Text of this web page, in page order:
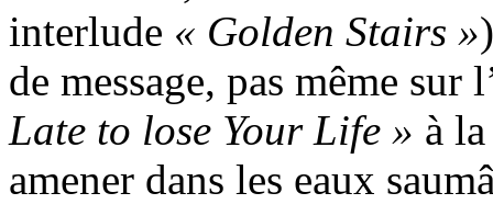
interlude « Golden Stairs »
de message, pas même sur
Late to lose Your Life » à
amener dans les eaux